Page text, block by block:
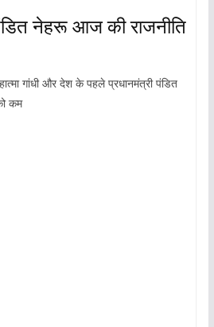
नेहरू आज की राजनीति
गांधी और देश के पहले प्रधानमंत्री पंडित
कम